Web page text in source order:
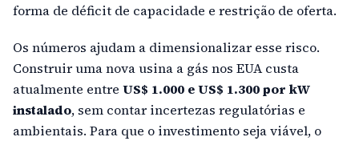
forma de déficit de capacidade e restrição de oferta.
Os números ajudam a dimensionalizar esse risco.
Construir uma nova usina a gás nos EUA custa
atualmente entre US$ 1.000 e US$ 1.300 por kW
instalado, sem contar incertezas regulatórias e
ambientais. Para que o investimento seja viável, o